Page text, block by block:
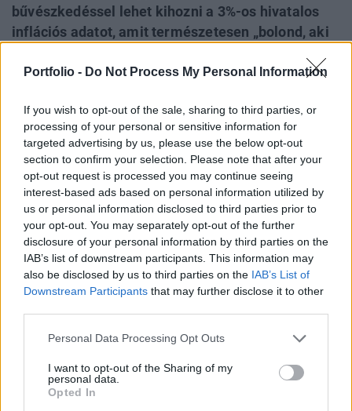
Portfolio - Do Not Process My Personal Information
If you wish to opt-out of the sale, sharing to third parties, or
processing of your personal or sensitive information for
targeted advertising by us, please use the below opt-out
section to confirm your selection. Please note that after your
opt-out request is processed you may continue seeing
interest-based ads based on personal information utilized by
us or personal information disclosed to third parties prior to
your opt-out. You may separately opt-out of the further
disclosure of your personal information by third parties on the
IAB’s list of downstream participants. This information may
also be disclosed by us to third parties on the IAB’s List of
Downstream Participants that may further disclose it to other
Personal Data Processing Opt Outs
I want to opt-out of the Sharing of my
personal data.
Opted In
bűvészkedéssel lehet kihozni a 3%-os hivatalos
inflációs adatot, amit természetesen „bolond, aki
ellentmondás: a Magyar Nemzeti Bank szakértői
többet is mutat a valóságosnál. Megmutatjuk,
hogy miért lehet ennyire mély szakadék a
drágulási érzetünk és a mérőszámok között.
Budapest Economic Forum 2026Átalakulóban a magyar
gazdaságpolitika, a választások után gyökeresen
változhatnak meg a körülmények és a célok. Merre tart a
magyar kormány és mivel néz szembe a nemzetközi
környezetben? Ez lesz a Portfolio idei kiemelt
gazdaságpolitikai konferenciájának legfontosabb
témája.Információ és jelentkezésTényleg ugrott a számla a
KEDVES OLVASÓNK!
A keresett cikk a portfolio.hu hírarchívumához